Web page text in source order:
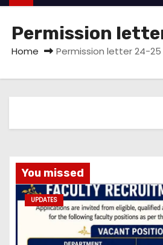
Permission
Home Permission letter 24-25
You missed
UPDATES